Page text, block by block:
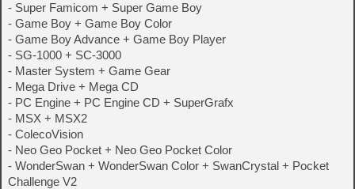
- Super Famicom + Super Game Boy
- Game Boy + Game Boy Color
- Game Boy Advance + Game Boy Player
- SG-1000 + SC-3000
- Master System + Game Gear
- Mega Drive + Mega CD
- PC Engine + PC Engine CD + SuperGrafx
- MSX + MSX2
- ColecoVision
- Neo Geo Pocket + Neo Geo Pocket Color
- WonderSwan + WonderSwan Color + SwanCrystal + Pocket
Challenge V2